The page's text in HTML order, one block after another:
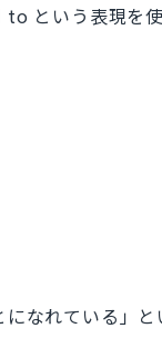
という表現を使
なれている」と